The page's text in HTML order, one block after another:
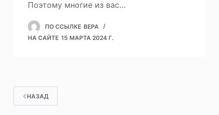
Поэтому многие из вас…
ПО ССЫЛКЕ ВЕРА
НА САЙТЕ 15 МАРТА 2024 Г.
НАЗАД